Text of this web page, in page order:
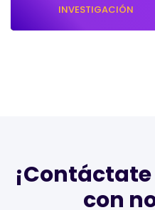
INVESTIGACIÓN
¡Contáctate
con